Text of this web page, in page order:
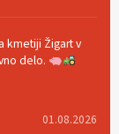
kmetiji Žigart v
delo.
01.08.2026